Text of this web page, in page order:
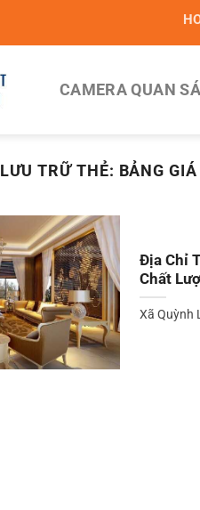
CAMERA QUAN
LƯU TRỮ THẺ: BẢNG
Địa Chỉ
Chất
Xã Quỳnh